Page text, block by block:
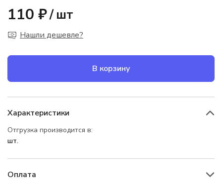
110 ₽/ шт
Нашли дешевле?
В корзину
Характеристики
Отгрузка производится в:
шт.
Оплата